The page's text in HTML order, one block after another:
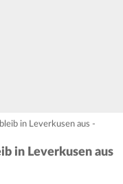
in Leverkusen aus -
in Leverkusen aus